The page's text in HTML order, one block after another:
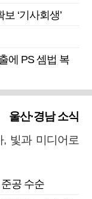
‘기사회생’
에 PS 셈법 복
울산·경남 소식
, 빛과 미디어로
공 수순